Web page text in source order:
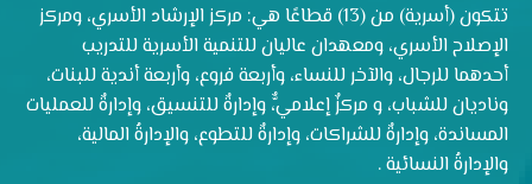
تتكون (أسرية) من (13) قطاعًا هي: مركز الإرشاد الأسري، ومركز
الإصلاح الأسري، ومعهدان عاليان للتنمية الأسرية للتدريب
أحدهما للرجال، والآخر للنساء، وأربعة فروع، وأربعة أندية للبنات،
وناديان للشباب، و مركزٌ إعلاميٌّ، وإدارةٌ للتنسيق، وإدارةٌ للعمليات
المساندة، وإدارةٌ للشراكات، وإدارةٌ للتطوع، والإدارةُ المالية،
والإدارةُ النسائية .